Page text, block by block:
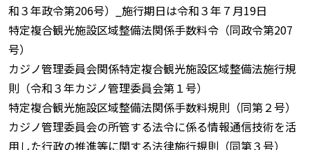
和３年政令第206号）_施行期日は令和３年７月19日
特定複合観光施設区域整備法関係手数料令（同政令第207
号）
カジノ管理委員会関係特定複合観光施設区域整備法施行規
則（令和３年カジノ管理委員会第１号）
特定複合観光施設区域整備法関係手数料規則（同第２号）
カジノ管理委員会の所管する法令に係る情報通信技術を活
用した行政の推進等に関する法律施行規則（同第３号）